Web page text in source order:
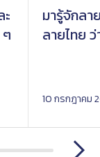
มารู้จักล
ลายไทย
10 กรกฎาคม